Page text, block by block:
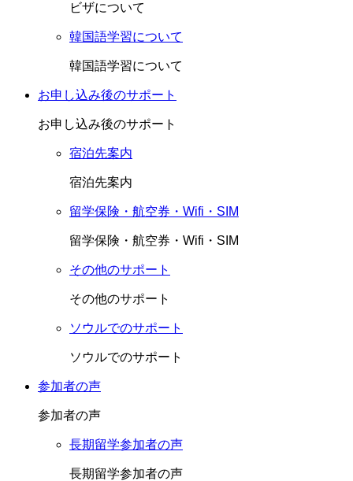
ビザについて
韓国語学習について
韓国語学習について
お申し込み後のサポート
お申し込み後のサポート
宿泊先案内
宿泊先案内
留学保険・航空券・Wifi・SIM
留学保険・航空券・Wifi・SIM
その他のサポート
その他のサポート
ソウルでのサポート
ソウルでのサポート
参加者の声
参加者の声
長期留学参加者の声
長期留学参加者の声